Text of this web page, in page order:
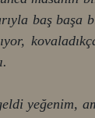
baş başa
yeğenim,